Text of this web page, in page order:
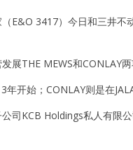
E&O 3417）今日和三井
展THE MEWS和CONLAY
开始；CONLAY则是在
司KCB Holdings私人有限